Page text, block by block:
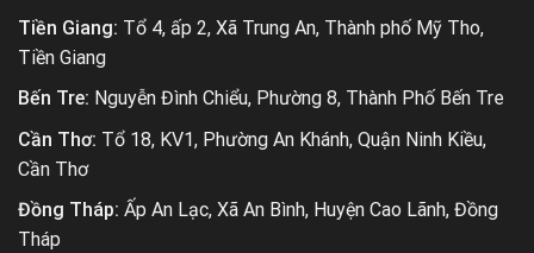
Tiền Giang: Tổ 4, ấp 2, Xã Trung An, Thành phố Mỹ Tho,
Tiền Giang
Bến Tre: Nguyễn Đình Chiểu, Phường 8, Thành Phố Bến Tre
Cần Thơ: Tổ 18, KV1, Phường An Khánh, Quận Ninh Kiều,
Cần Thơ
Đồng Tháp: Ấp An Lạc, Xã An Bình, Huyện Cao Lãnh, Đồng
Tháp